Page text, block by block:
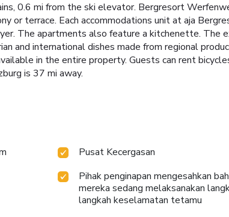
0.6 mi from the ski elevator. Bergresort
or terrace. Each accommodations unit at aja
The apartments also feature a kitchenette. The
and international dishes made from regional
in the entire property. Guests can rent
is 37 mi away.
Pusat Kecergasan
Pihak penginapan mengesahkan
mereka sedang melaksanakan
langkah keselamatan tetamu